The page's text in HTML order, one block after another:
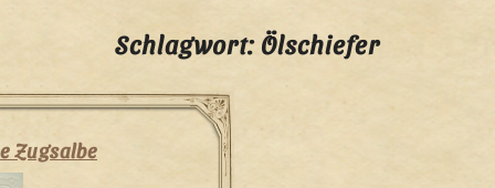
Schlagwort: Ölschiefer
Zugsalbe